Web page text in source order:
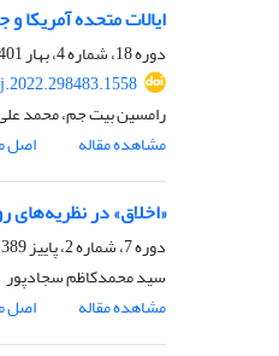
ایالات متحده آمریکا
دوره 18، شماره 4، بهار 1401، صفحه
رامسین بیت جم، محمد
مشاهده مقاله
اصل
«اخلاق» در نظریه‌های
دوره 7، شماره 2، پاییز 1389، صفحه
سید محمدکاظم سجادپور
مشاهده مقاله
اصل